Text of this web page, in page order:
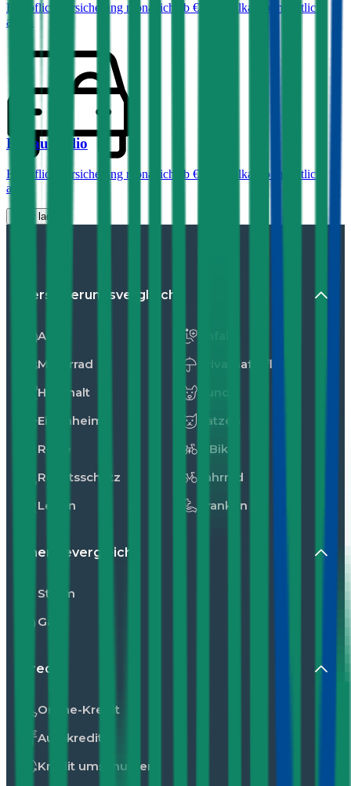
Haftpflichtversicherung monatlich ab € 99
Vollkasko monatlich
ab …
Renault Clio
Haftpflichtversicherung monatlich ab € 30
Vollkasko monatlich
ab …
Mehr laden
Versicherungsvergleiche
Auto
Motorrad
Haushalt
Eigenheim
Reise
Rechtsschutz
Leben
Privathaftpflicht
Hunde
Katzen
E-Bike
Fahrrad
Kranken
Energievergleiche
Strom
Gas
Kredit
Online-Kredit
Autokredit
Kredit umschulden